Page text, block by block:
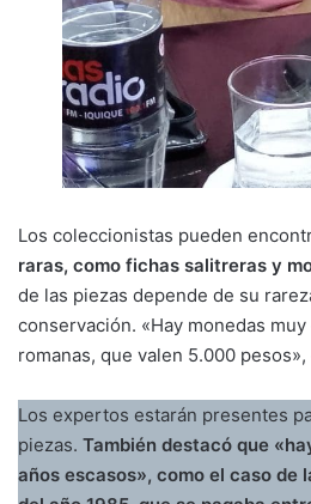
Los coleccionistas pueden
raras, como fichas salitreras y
de las piezas depende de su
conservación. «Hay monedas
romanas, que valen 5.000
Los expertos estarán presentes
piezas. También destacó que
años escasos», como el caso de